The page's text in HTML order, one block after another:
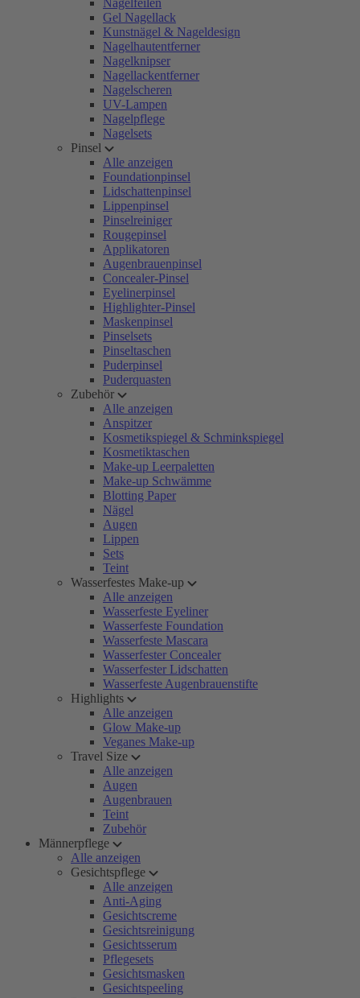
Nagelfeilen
Gel Nagellack
Kunstnägel & Nageldesign
Nagelhautentferner
Nagelknipser
Nagellackentferner
Nagelscheren
UV-Lampen
Nagelpflege
Nagelsets
Pinsel
Alle anzeigen
Foundationpinsel
Lidschattenpinsel
Lippenpinsel
Pinselreiniger
Rougepinsel
Applikatoren
Augenbrauenpinsel
Concealer-Pinsel
Eyelinerpinsel
Highlighter-Pinsel
Maskenpinsel
Pinselsets
Pinseltaschen
Puderpinsel
Puderquasten
Zubehör
Alle anzeigen
Anspitzer
Kosmetikspiegel & Schminkspiegel
Kosmetiktaschen
Make-up Leerpaletten
Make-up Schwämme
Blotting Paper
Nägel
Augen
Lippen
Sets
Teint
Wasserfestes Make-up
Alle anzeigen
Wasserfeste Eyeliner
Wasserfeste Foundation
Wasserfeste Mascara
Wasserfester Concealer
Wasserfester Lidschatten
Wasserfeste Augenbrauenstifte
Highlights
Alle anzeigen
Glow Make-up
Veganes Make-up
Travel Size
Alle anzeigen
Augen
Augenbrauen
Teint
Zubehör
Männerpflege
Alle anzeigen
Gesichtspflege
Alle anzeigen
Anti-Aging
Gesichtscreme
Gesichtsreinigung
Gesichtsserum
Pflegesets
Gesichtsmasken
Gesichtspeeling